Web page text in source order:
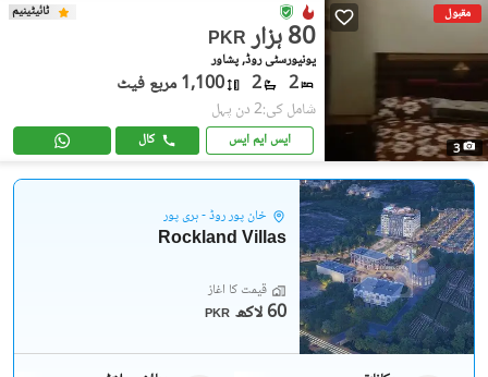
مقبول
3
ٹائیٹینیم
PKR 80 ہزار
یونیورسٹی روڈ, پشاور
2
2 1,100 مربع فیٹ
شامل کی:2 دن پہل
ایس ایم ایس کال
خان پور روڈ - ہری پور
Rockland Villas
قیمت کا آغاز
PKR 60 لاکھ